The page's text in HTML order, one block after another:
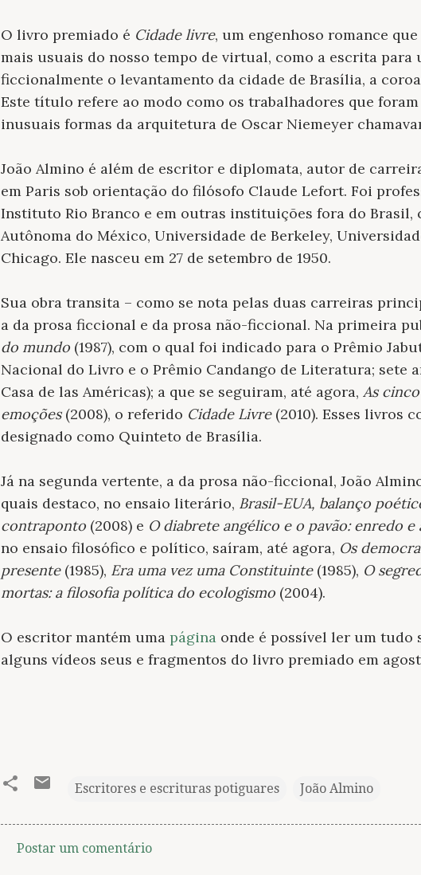
O livro premiado é Cidade livre, um engenhoso romance
mais usuais do nosso tempo de virtual, como a escrita para
ficcionalmente o levantamento da cidade de Brasília, a
Este título refere ao modo como os trabalhadores que
inusuais formas da arquitetura de Oscar Niemeyer
João Almino é além de escritor e diplomata, autor de
em Paris sob orientação do filósofo Claude Lefort. Foi
Instituto Rio Branco e em outras instituições fora do Brasil,
Autônoma do México, Universidade de Berkeley,
Chicago. Ele nasceu em 27 de setembro de 1950.
Sua obra transita – como se nota pelas duas carreiras
a da prosa ficcional e da prosa não-ficcional. Na primeira
do mundo (1987), com o qual foi indicado para o Prêmio
Nacional do Livro e o Prêmio Candango de Literatura; sete
Casa de las Américas); a que se seguiram, até agora, As
emoções(2008), o referido Cidade Livre(2010). Esses livros
designado como Quinteto de Brasília.
Já na segunda vertente, a da prosa não-ficcional, João
quais destaco, no ensaio literário, Brasil-EUA, balanço
contraponto (2008) e O diabrete angélico e o pavão: enredo e
no ensaio filosófico e político, saíram, até agora, Os
presente(1985), Era uma vez uma Constituinte(1985), O
mortas: a filosofia política do ecologismo (2004).
O escritor mantém uma página onde é possível ler um tudo
alguns vídeos seus e fragmentos do livro premiado em
Escritores e escrituras potiguares João Almino
Postar um comentário